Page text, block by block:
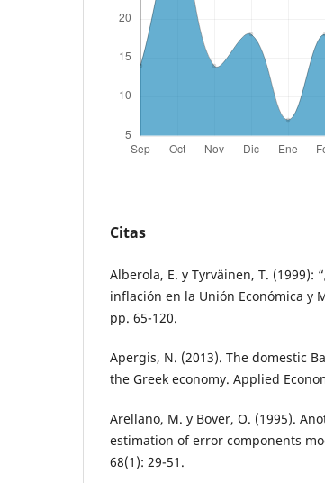
Citas
Alberola, E. y Tyrväinen, T. (1999):
inflación en la Unión Económica y
pp. 65-120.
Apergis, N. (2013). The domestic
the Greek economy. Applied
Arellano, M. y Bover, O. (1995).
estimation of error components
68(1): 29-51.